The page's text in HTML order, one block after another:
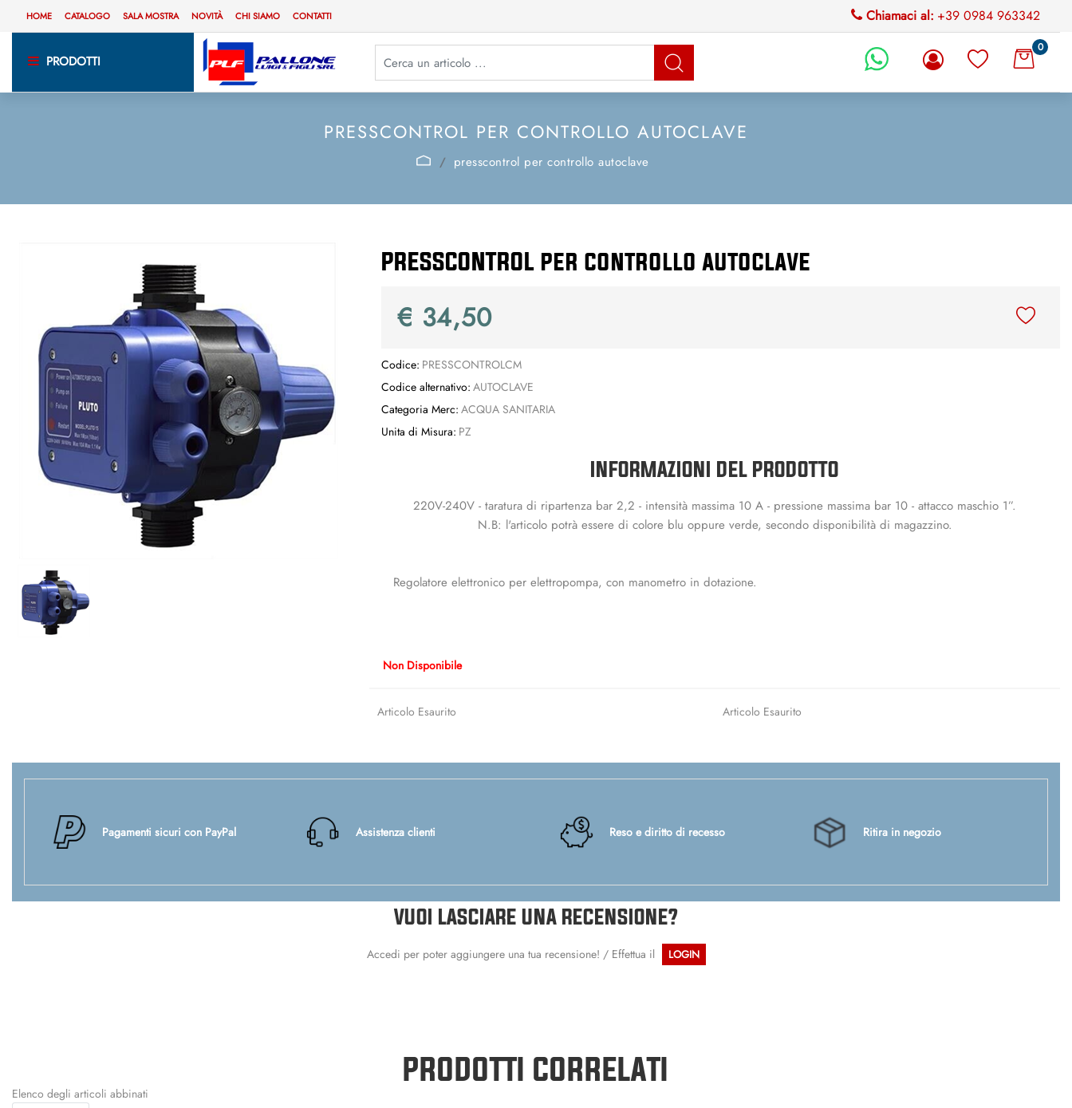
HOME CATALOGO SALA MOSTRA NOVITÀ CHI SIAMO CONTATTI Chiamaci al: +39 0984 963342
PRODOTTI
La modifica di un filtro aggiorna automaticamente gli altri filtri disponibili. 0
PRESSCONTROL PER CONTROLLO AUTOCLAVE
presscontrol per controllo autoclave
PRESSCONTROL per controllo autoclave
€ 34,50
Codice: PRESSCONTROLCM
Codice alternativo: AUTOCLAVE
Categoria Merc: ACQUA SANITARIA
Unita di Misura: PZ
INFORMAZIONI DEL PRODOTTO
220V-240V - taratura di ripartenza bar 2,2 - intensità massima 10 A - pressione massima bar 10 - attacco maschio 1”.
N.B: l'articolo potrà essere di colore blu oppure verde, secondo disponibilità di magazzino.
Regolatore elettronico per elettropompa, con manometro in dotazione.
Non Disponibile
Articolo Esaurito Articolo Esaurito
Pagamenti sicuri con PayPal Assistenza clienti Reso e diritto di recesso Ritira in negozio
VUOI LASCIARE UNA RECENSIONE?
Accedi per poter aggiungere una tua recensione! / Effettua il LOGIN
PRODOTTI CORRELATI
Elenco degli articoli abbinati